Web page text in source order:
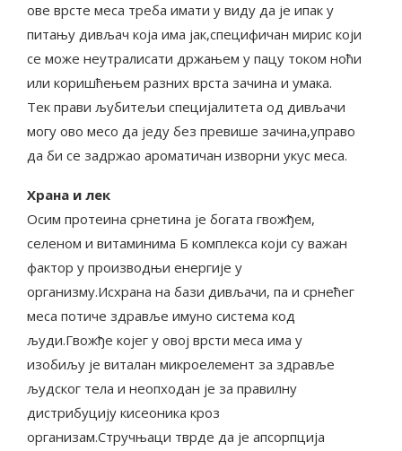
ове врсте меса треба имати у виду да је ипак у
питању дивљач која има јак,специфичан мирис који
се може неутралисати држањем у пацу током ноћи
или коришћењем разних врста зачина и умака.
Тек прави љубитељи специјалитета од дивљачи
могу ово месо да једу без превише зачина,управо
да би се задржао ароматичан изворни укус меса.
Храна и лек
Осим протеина срнетина је богата гвожђем,
селеном и витаминима Б комплекса који су важан
фактор у производњи енергије у
организму.Исхрана на бази дивљачи, па и срнећег
меса потиче здравље имуно система код
људи.Гвожђе којег у овој врсти меса има у
изобиљу је виталан микроелемент за здравље
људског тела и неопходан је за правилну
дистрибуцију кисеоника кроз
организам.Стручњаци тврде да је апсорпција